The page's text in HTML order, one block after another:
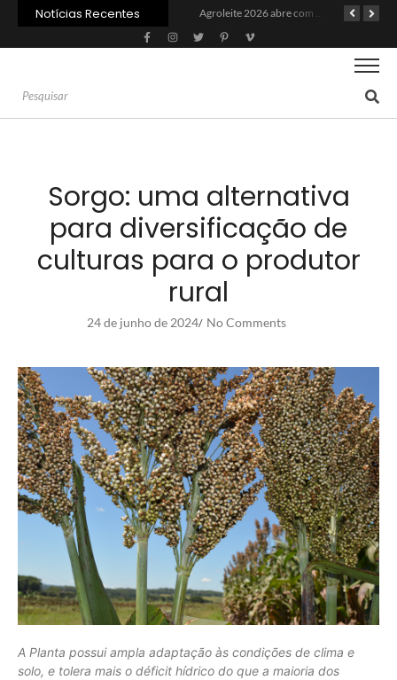
Notícias Recentes Agroleite 2026 abre com anúncio do curso de Medicina Veterinária e R$ 215 milhões em investimentos
Sorgo: uma alternativa
para diversificação de
culturas para o produtor
rural
24 de junho de 2024/ No Comments
A Planta possui ampla adaptação às condições de clima e
solo, e tolera mais o déficit hídrico do que a maioria dos